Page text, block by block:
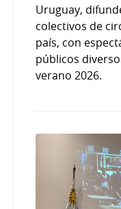
Uruguay,
colectivos de
país, con
públicos
verano 2026.